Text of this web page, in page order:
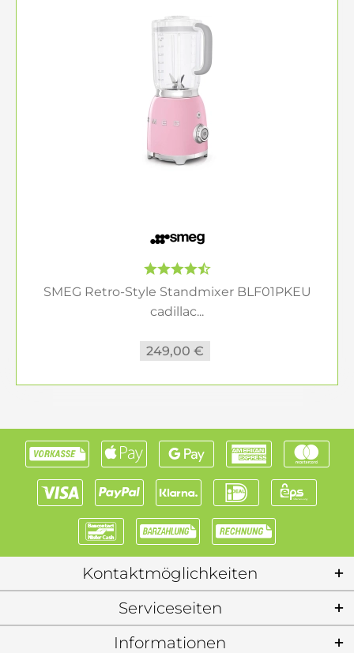
SMEG Retro-Style Standmixer BLF01PKEU
cadillac...
249,00 €
Kontaktmöglichkeiten
Serviceseiten
Informationen